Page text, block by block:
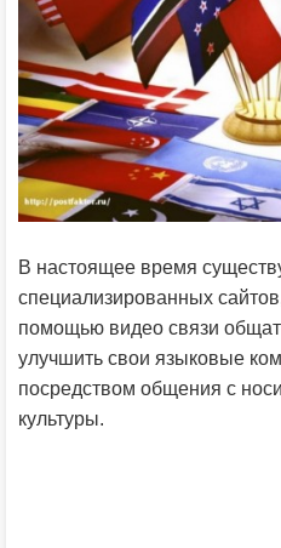
В настоящее время
специализированных
помощью видео связи
улучшить свои языковые
посредством общения с
культуры.